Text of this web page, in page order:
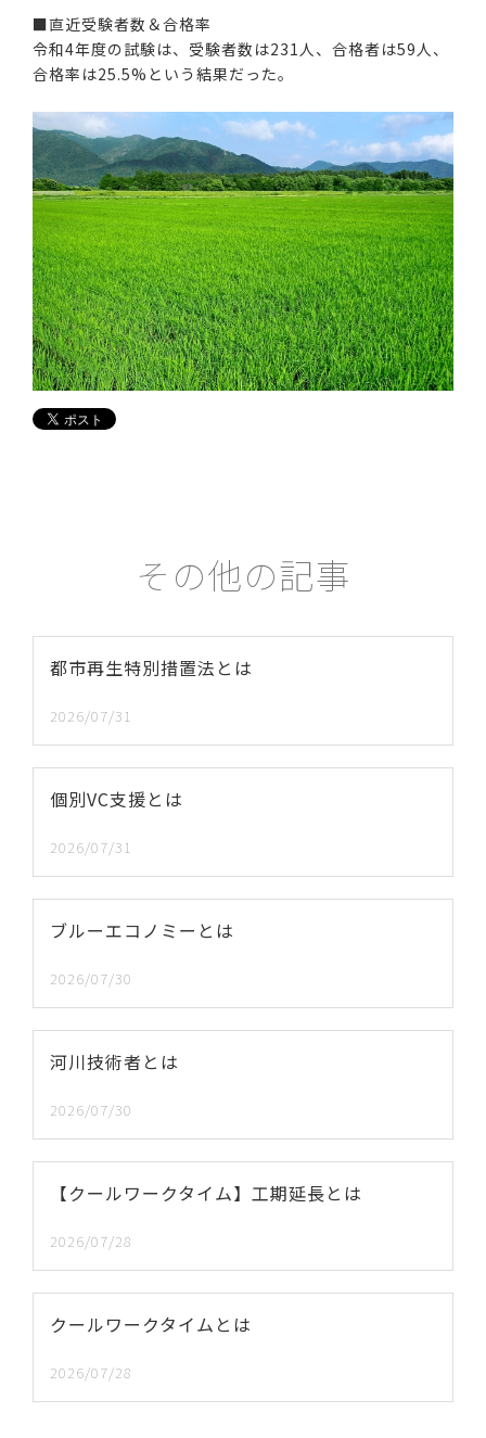
■直近受験者数＆合格率
令和4年度の試験は、受験者数は231人、合格者は59人、
合格率は25.5%という結果だった。
その他の記事
都市再生特別措置法とは
2026/07/31
個別VC支援とは
2026/07/31
ブルーエコノミーとは
2026/07/30
河川技術者とは
2026/07/30
【クールワークタイム】工期延長とは
2026/07/28
クールワークタイムとは
2026/07/28